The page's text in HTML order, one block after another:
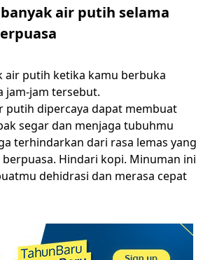
air putih selama
air putih ketika kamu berbuka
jam-jam tersebut.
putih dipercaya dapat membuat
segar dan menjaga tubuhmu
terhindarkan dari rasa lemas yang
Hindari kopi. Minuman ini
dehidrasi dan merasa cepat